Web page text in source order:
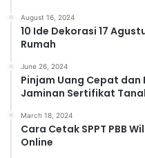
August 16, 2024
10 Ide Dekorasi 17
Rumah
June 26, 2024
Pinjam Uang Cepat dan
Jaminan Sertifikat
March 18, 2024
Cara Cetak SPPT PBB
Online